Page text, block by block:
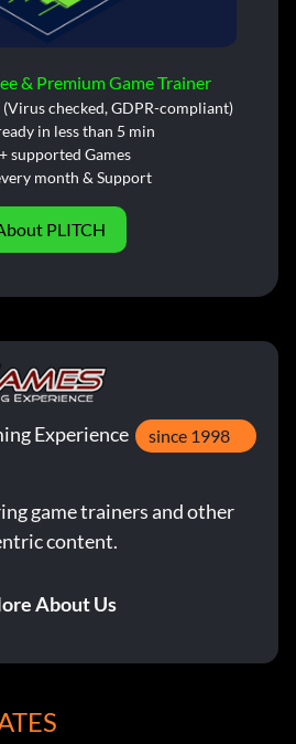
& Premium Game Trainer
checked, GDPR-compliant)
in less than 5 min
supported Games
month & Support
PLITCH
Experience since 1998
game trainers and other
content.
About Us